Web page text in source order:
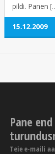
pildi. Panen
15.12.2009
Pane
Teie e-maili